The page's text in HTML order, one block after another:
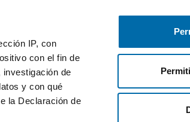
IP, con
con el fin de
investigación de
y con qué
la Declaración de
Publica gratis